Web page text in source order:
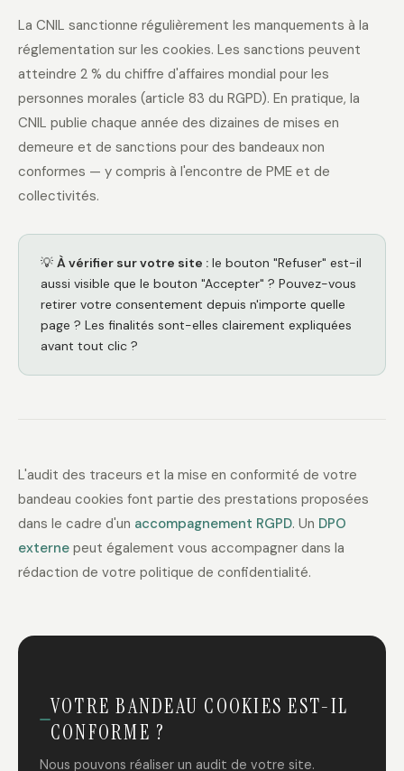
La CNIL sanctionne régulièrement les manquements à la
réglementation sur les cookies. Les sanctions peuvent
atteindre 2 % du chiffre d'affaires mondial pour les
personnes morales (article 83 du RGPD). En pratique, la
CNIL publie chaque année des dizaines de mises en
demeure et de sanctions pour des bandeaux non
conformes — y compris à l'encontre de PME et de
collectivités.
💡 À vérifier sur votre site : le bouton "Refuser" est-il
aussi visible que le bouton "Accepter" ? Pouvez-vous
retirer votre consentement depuis n'importe quelle
page ? Les finalités sont-elles clairement expliquées
avant tout clic ?
L'audit des traceurs et la mise en conformité de votre
bandeau cookies font partie des prestations proposées
dans le cadre d'un accompagnement RGPD. Un DPO
externe peut également vous accompagner dans la
rédaction de votre politique de confidentialité.
VOTRE BANDEAU COOKIES EST-IL
CONFORME ?
Nous pouvons réaliser un audit de votre site.